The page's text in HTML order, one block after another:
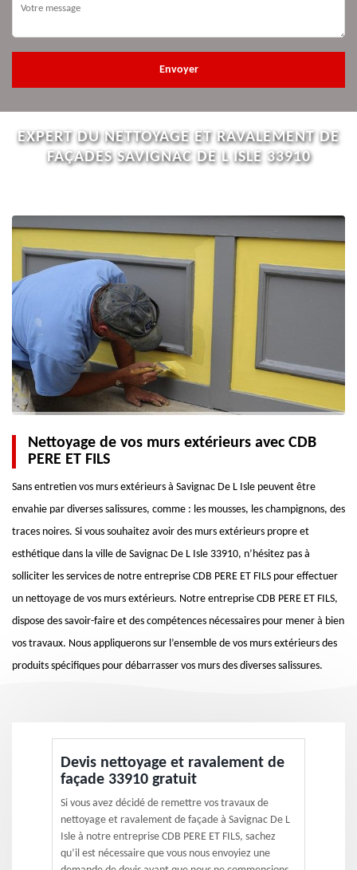
EXPERT DU NETTOYAGE ET RAVALEMENT DE
FAÇADES SAVIGNAC DE L ISLE 33910
Nettoyage de vos murs extérieurs avec CDB
PERE ET FILS
Sans entretien vos murs extérieurs à Savignac De L Isle peuvent être
envahie par diverses salissures, comme : les mousses, les champignons, des
traces noires. Si vous souhaitez avoir des murs extérieurs propre et
esthétique dans la ville de Savignac De L Isle 33910, n’hésitez pas à
solliciter les services de notre entreprise CDB PERE ET FILS pour effectuer
un nettoyage de vos murs extérieurs. Notre entreprise CDB PERE ET FILS,
dispose des savoir-faire et des compétences nécessaires pour mener à bien
vos travaux. Nous appliquerons sur l’ensemble de vos murs extérieurs des
produits spécifiques pour débarrasser vos murs des diverses salissures.
Devis nettoyage et ravalement de
façade 33910 gratuit
Si vous avez décidé de remettre vos travaux de
nettoyage et ravalement de façade à Savignac De L
Isle à notre entreprise CDB PERE ET FILS, sachez
qu’il est nécessaire que vous nous envoyiez une